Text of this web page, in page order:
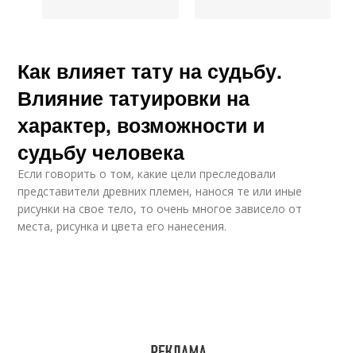
Как влияет тату на судьбу.
Влияние татуировки на
характер, возможности и
судьбу человека
Если говорить о том, какие цели преследовали
представители древних племен, нанося те или иные
рисунки на свое тело, то очень многое зависело от
места, рисунка и цвета его нанесения.